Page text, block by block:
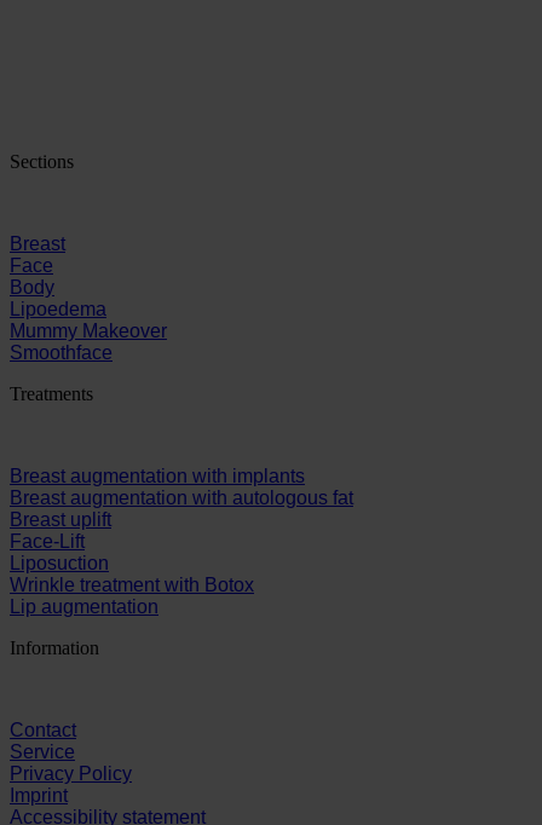
Sections
Breast
Face
Body
Lipoedema
Mummy Makeover
Smoothface
Treatments
Breast augmentation with implants
Breast augmentation with autologous fat
Breast uplift
Face-Lift
Liposuction
Wrinkle treatment with Botox
Lip augmentation
Information
Contact
Service
Privacy Policy
Imprint
Accessibility statement